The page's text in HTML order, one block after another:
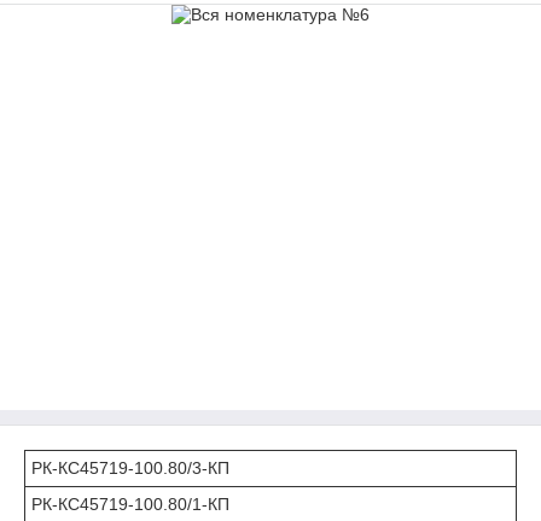
РК-КС45719-100.80/3-КП
РК-КС45719-100.80/1-КП